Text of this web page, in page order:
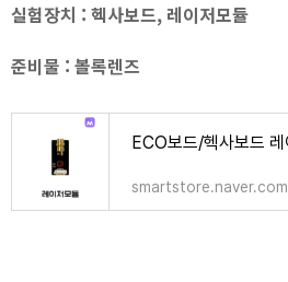
실험장치 : 헥사보드, 레이저모듈
준비물 : 볼록렌즈
smartstore.naver.com